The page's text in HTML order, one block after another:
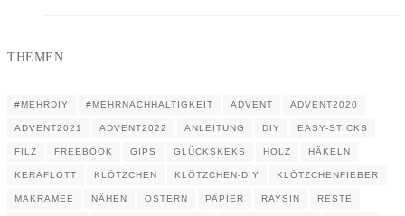
THEMEN
#MEHRDIY #MEHRNACHHALTIGKEIT ADVENT ADVENT2020
ADVENT2021 ADVENT2022 ANLEITUNG DIY EASY-STICKS
FILZ FREEBOOK GIPS GLÜCKSKEKS HOLZ HÄKELN
KERAFLOTT KLÖTZCHEN KLÖTZCHEN-DIY KLÖTZCHENFIEBER
MAKRAMEE NÄHEN OSTERN PAPIER RAYSIN RESTE